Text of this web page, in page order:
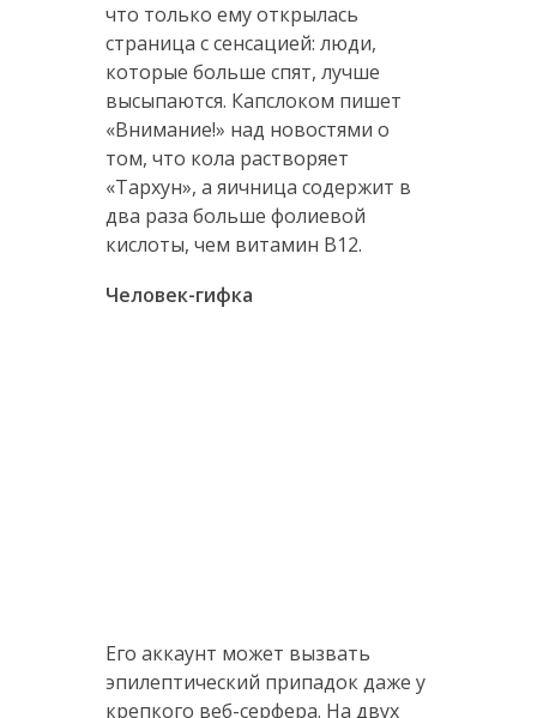
что только ему открылась
страница с сенсацией: люди,
которые больше спят, лучше
высыпаются. Капслоком пишет
«Внимание!» над новостями о
том, что кола растворяет
«Тархун», а яичница содержит в
два раза больше фолиевой
кислоты, чем витамин B12.
Человек-гифка
Его аккаунт может вызвать
эпилептический припадок даже у
крепкого веб-серфера. На двух